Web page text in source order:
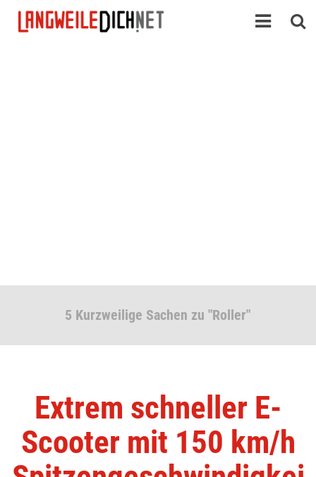
5 Kurzweilige Sachen zu "Roller"
Extrem schneller E-
Scooter mit 150 km/h